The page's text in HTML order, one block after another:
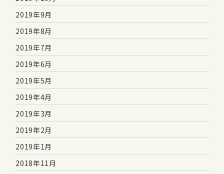
2019年9月
2019年8月
2019年7月
2019年6月
2019年5月
2019年4月
2019年3月
2019年2月
2019年1月
2018年11月